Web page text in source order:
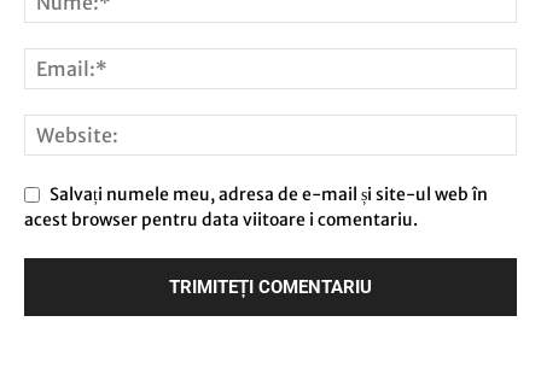
Salvați numele meu, adresa de e-mail și site-ul web în
acest browser pentru data viitoare i comentariu.